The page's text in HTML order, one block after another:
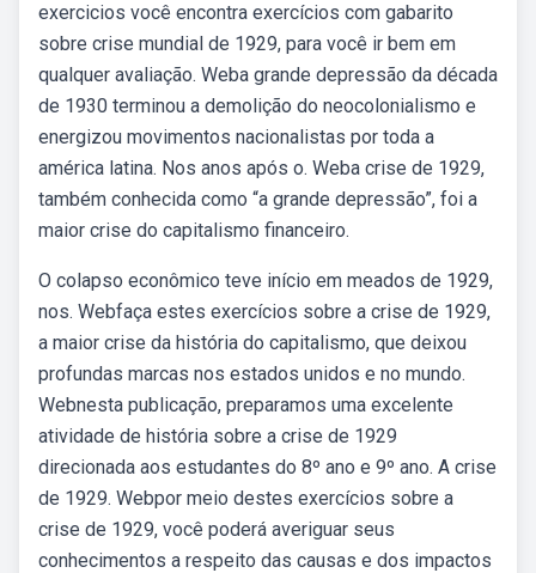
exercicios você encontra exercícios com gabarito
sobre crise mundial de 1929, para você ir bem em
qualquer avaliação. Weba grande depressão da década
de 1930 terminou a demolição do neocolonialismo e
energizou movimentos nacionalistas por toda a
américa latina. Nos anos após o. Weba crise de 1929,
também conhecida como “a grande depressão”, foi a
maior crise do capitalismo financeiro.
O colapso econômico teve início em meados de 1929,
nos. Webfaça estes exercícios sobre a crise de 1929,
a maior crise da história do capitalismo, que deixou
profundas marcas nos estados unidos e no mundo.
Webnesta publicação, preparamos uma excelente
atividade de história sobre a crise de 1929
direcionada aos estudantes do 8º ano e 9º ano. A crise
de 1929. Webpor meio destes exercícios sobre a
crise de 1929, você poderá averiguar seus
conhecimentos a respeito das causas e dos impactos